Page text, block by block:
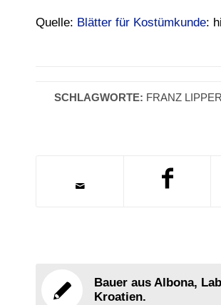
Quelle: Blätter für Kostümkunde:
SCHLAGWORTE: FRANZ
Bauer aus Albona,
Kroatien.